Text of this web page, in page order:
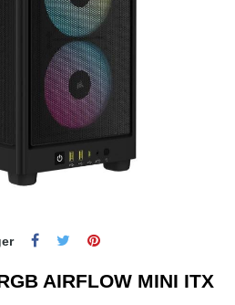
AIRFLOW MINI ITX